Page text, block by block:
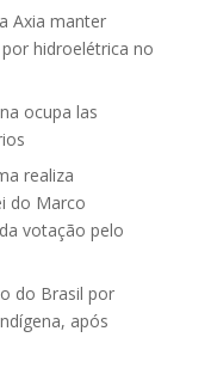
Axia manter
hidroelétrica no
ocupa las
realiza
do Marco
votação pelo
do Brasil por
após